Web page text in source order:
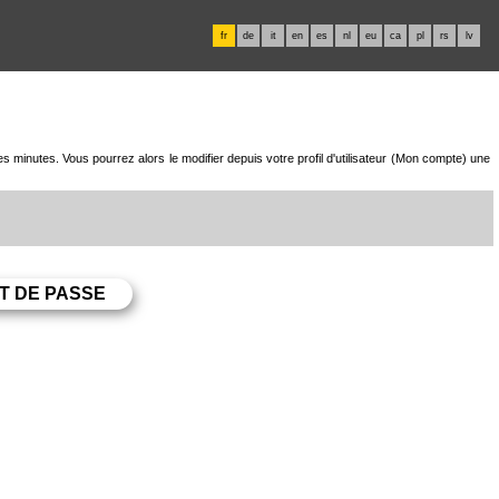
fr de it en es nl eu ca pl rs lv
Vous pourrez alors le modifier depuis votre profil d'utilisateur (Mon compte) une